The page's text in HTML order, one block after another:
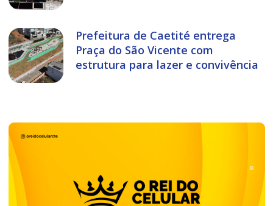
Prefeitura de Caetité entrega
Praça do São Vicente com
estrutura para lazer e convivência